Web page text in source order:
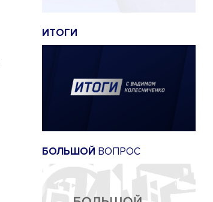
ИТОГИ
БОЛЬШОЙ ВОПРОС